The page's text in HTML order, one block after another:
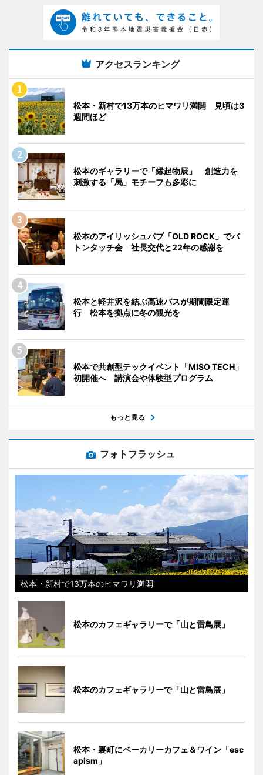
アクセスランキング
松本・新村で13万本のヒマワリ満開 見頃は3
週間ほど
松本のギャラリーで「縁起物展」 創造力を
刺激する「馬」モチーフも多彩に
松本のアイリッシュパブ「OLD ROCK」でバ
トンタッチ会 社長交代と22年の感謝を
松本と軽井沢を結ぶ高速バスが期間限定運
行 松本を拠点に冬の観光を
松本で共創型テックイベント「MISO TECH」
初開催へ 講演会や体験型プログラム
もっと見る
フォトフラッシュ
松本・新村で13万本のヒマワリ満開
松本のカフェギャラリーで「山と雷鳥展」
松本のカフェギャラリーで「山と雷鳥展」
松本・裏町にベーカリーカフェ＆ワイン「esc
apism」